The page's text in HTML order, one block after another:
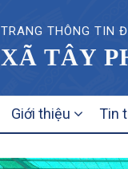
TRANG THÔNG TIN
XÃ TÂY
Giới thiệu Tin